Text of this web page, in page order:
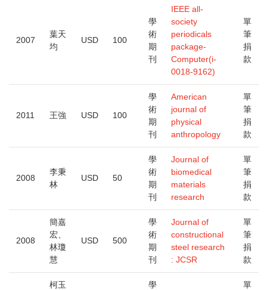
2007
葉天
均
USD 100
學
術
期
刊
IEEE all-
society
periodicals
package-
Computer(i-
0018-9162)
單
筆
捐
款
2011 王強 USD 100
學
術
期
刊
American
journal of
physical
anthropology
單
筆
捐
款
2008
李秉
林
USD 50
學
術
期
刊
Journal of
biomedical
materials
research
單
筆
捐
款
2008
簡嘉
宏、
林瓊
慧
USD 500
學
術
期
刊
Journal of
constructional
steel research
: JCSR
單
筆
捐
款
柯玉
學
單